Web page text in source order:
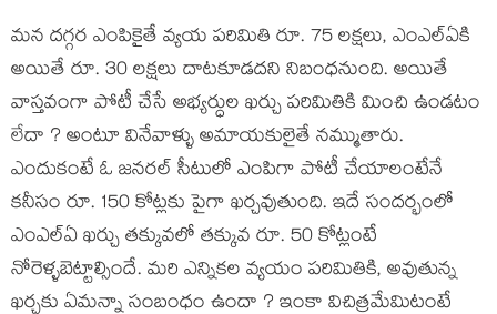
మన దగ్గర ఎంపికైతే వ్యయ పరిమితి రూ. 75 లక్షలు, ఎంఎల్ఏకి
అయితే రూ. 30 లక్షలు దాటకూడదని నిబంధనుంది. అయితే
వాస్తవంగా పోటీ చేసే అభ్యర్ధుల ఖర్చు పరిమితికి మించి ఉండటం
లేదా ? అంటూ వినేవాళ్ళు అమాయకులైతే నమ్ముతారు.
ఎందుకంటే ఓ జనరల్ సీటులో ఎంపిగా పోటీ చేయాలంటేనే
కనీసం రూ. 150 కోట్లకు పైగా ఖర్చవుతుంది. ఇదే సందర్భంలో
ఎంఎల్ఏ ఖర్చు తక్కువలో తక్కువ రూ. 50 కోట్లంటే
నోరెళ్ళబెట్టాల్సిందే. మరి ఎన్నికల వ్యయం పరిమితికి, అవుతున్న
ఖర్చకు ఏమన్నా సంబంధం ఉందా ? ఇంకా విచిత్రమేమిటంటే